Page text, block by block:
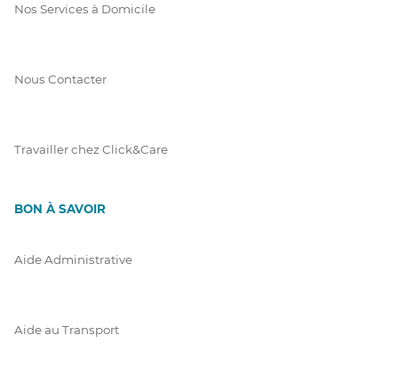
Nos Services à Domicile
Nous Contacter
Travailler chez Click&Care
BON À SAVOIR
Aide Administrative
Aide au Transport